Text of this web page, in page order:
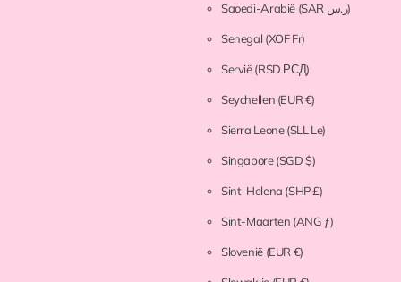
Saoedi-Arabië (SAR ر.س)
Senegal (XOF Fr)
Servië(RSD РСД)
Seychellen (EUR €)
Sierra Leone(SLL Le)
Singapore(SGD $)
Sint-Helena (SHP £)
Sint-Maarten (ANG ƒ)
Slovenië (EUR €)